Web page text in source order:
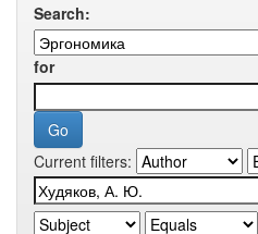
Search:
for
Current filters: